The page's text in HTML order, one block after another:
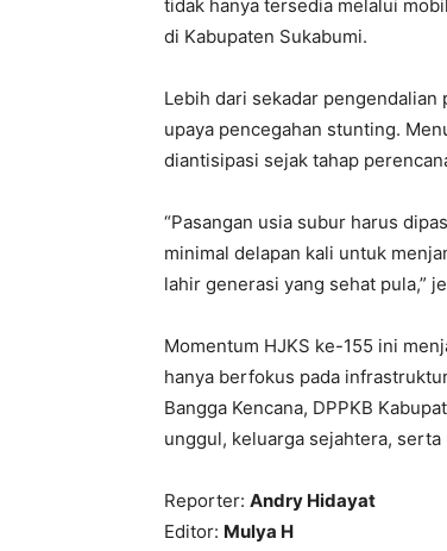
tidak hanya tersedia melalui
di Kabupaten Sukabumi.
Lebih dari sekadar
upaya pencegahan stunting.
diantisipasi sejak tahap
“Pasangan usia subur harus
minimal delapan kali untuk
lahir generasi yang sehat pula,”
Momentum HJKS ke-155 ini
hanya berfokus pada
Bangga Kencana, DPPKB
unggul, keluarga sejahtera,
Reporter: Andry Hidayat
Editor: Mulya H